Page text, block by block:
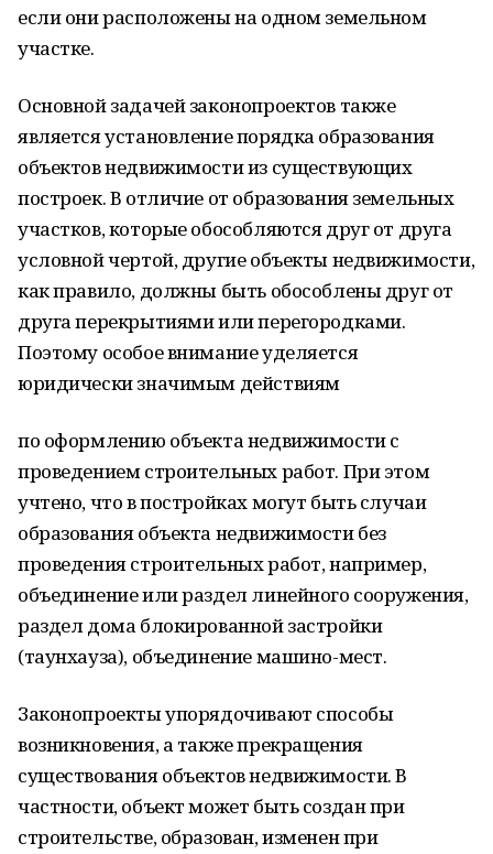
если они расположены на одном земельном
участке.
Основной задачей законопроектов также
является установление порядка образования
объектов недвижимости из существующих
построек. В отличие от образования земельных
участков, которые обособляются друг от друга
условной чертой, другие объекты недвижимости,
как правило, должны быть обособлены друг от
друга перекрытиями или перегородками.
Поэтому особое внимание уделяется
юридически значимым действиям
по оформлению объекта недвижимости с
проведением строительных работ. При этом
учтено, что в постройках могут быть случаи
образования объекта недвижимости без
проведения строительных работ, например,
объединение или раздел линейного сооружения,
раздел дома блокированной застройки
(таунхауза), объединение машино-мест.
Законопроекты упорядочивают способы
возникновения, а также прекращения
существования объектов недвижимости. В
частности, объект может быть создан при
строительстве, образован, изменен при